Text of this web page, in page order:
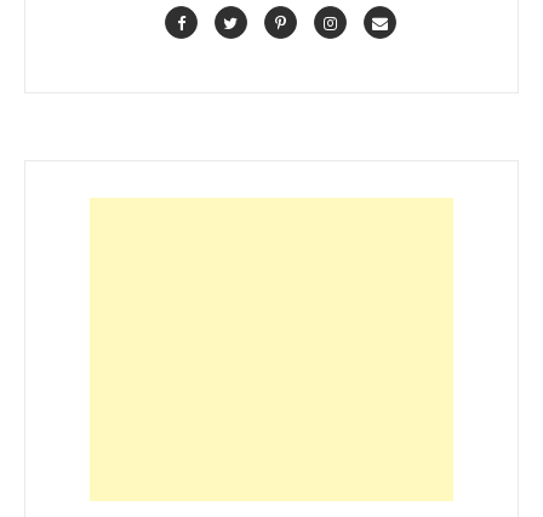
FacebookTwitterPinterestInstagramContact